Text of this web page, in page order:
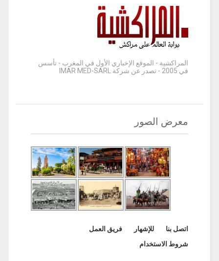
المراكشية - الموقع الإخباري الأول في المغرب - تأسس
في 2005 - تصدر عن شركة IMAR MED-SARL
معرض الصور
اتصل بنا للإشهار
فريق العمل
شروط الاستخدام